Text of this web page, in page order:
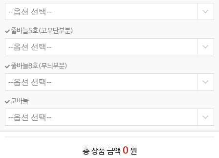
줄바늘5호(고무단부분)
줄바늘8호(무늬부분)
코바늘
총 상품 금액 0 원